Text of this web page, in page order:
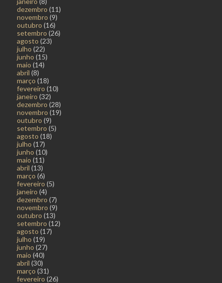
dezembro (11)
novembro (9)
outubro (16)
setembro (26)
agosto (23)
julho (22)
junho (15)
maio (14)
abril (8)
março (18)
fevereiro (10)
janeiro (32)
dezembro (28)
novembro (19)
outubro (9)
setembro (5)
agosto (18)
julho (17)
junho (10)
maio (11)
abril (13)
março (6)
fevereiro (5)
janeiro (4)
dezembro (7)
novembro (9)
outubro (13)
setembro (12)
agosto (17)
julho (19)
junho (27)
maio (40)
abril (30)
março (31)
fevereiro (26)